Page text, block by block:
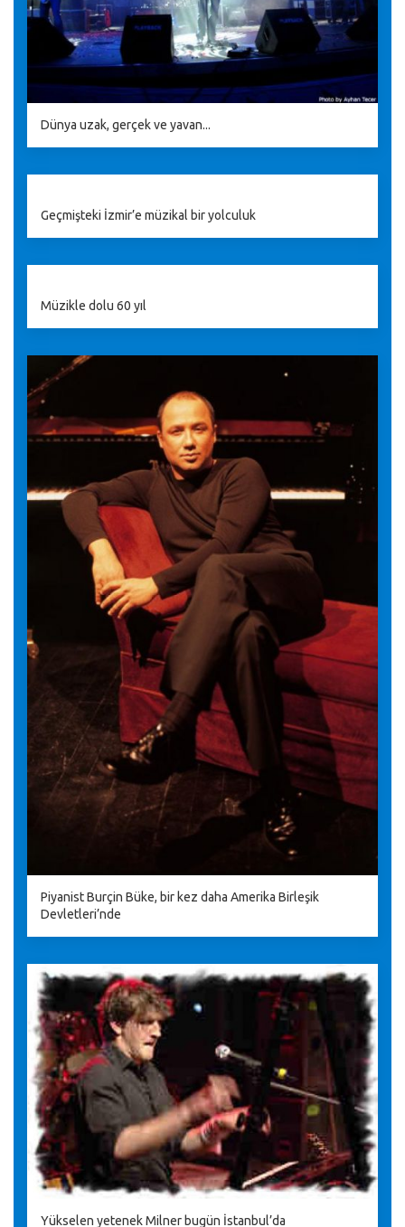
Dünya uzak, gerçek ve yavan...
Geçmişteki İzmir’e müzikal bir yolculuk
Müzikle dolu 60 yıl
Piyanist Burçin Büke, bir kez daha Amerika Birleşik
Devletleri’nde
Yükselen yetenek Milner bugün İstanbul’da